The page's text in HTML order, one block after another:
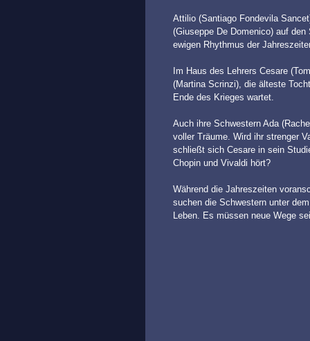
Attilio (Santiago Fondevila
(Giuseppe De Domenico) auf
ewigen Rhythmus der
Im Haus des Lehrers Cesare
(Martina Scrinzi), die älteste
Ende des Krieges wartet.
Auch ihre Schwestern Ada
voller Träume. Wird ihr strenger
schließt sich Cesare in sein
Chopin und Vivaldi hört?
Während die Jahreszeiten
suchen die Schwestern unter
Leben. Es müssen neue Wege